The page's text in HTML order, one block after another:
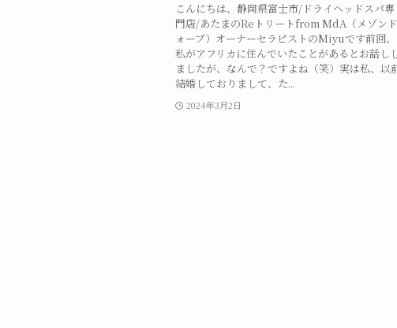
こんにちは、静岡県富士市/ドライヘッドスパ専
門店/あたまのReトリートfrom MdA（メゾンド
ォーブ）オーナーセラピストのMiyuです前回、
私がアフリカに住んでいたことがあるとお話し
ましたが、なんで？ですよね（笑）実は私、以
結婚しておりまして、た...
2024年3月2日